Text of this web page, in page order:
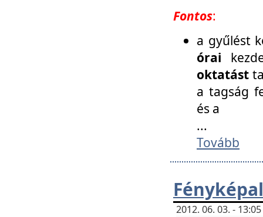
Fontos:
a gyűlést
órai
oktatást
a tagság
és a
...
Tovább
2012. 06. 03. -